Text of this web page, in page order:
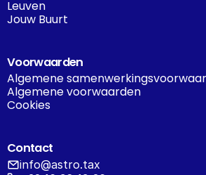
Leuven
Jouw Buurt
Voorwaarden
Algemene
Algemene voorwaarden
Cookies
Contact
info@astro.tax